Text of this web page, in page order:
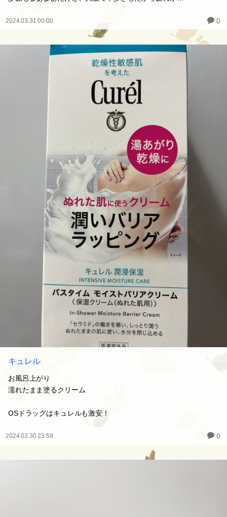
2024.03.31 00:00 0
キュレル
お風呂上がり
濡れたまま塗るクリーム
OSドラッグはキュレルも激安！
2024.03.30 23:59 0